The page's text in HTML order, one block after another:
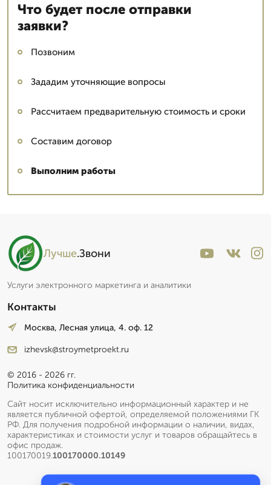
Что будет после отправки
заявки?
Позвоним
Зададим уточняющие вопросы
Рассчитаем предварительную стоимость и сроки
Составим договор
Выполним работы
Лучше.Звони
Услуги электронного маркетинга и аналитики
Контакты
Москва, Лесная улица, 4. оф. 12
izhevsk@stroymetproekt.ru
© 2016 - 2026 гг.
Политика конфиденциальности
Сайт носит исключительно информационный характер и не
является публичной офертой, определяемой положениями ГК
РФ. Для получения подробной информации о наличии, видах,
характеристиках и стоимости услуг и товаров обращайтесь в
офис продаж.
100170019.100170000.10149